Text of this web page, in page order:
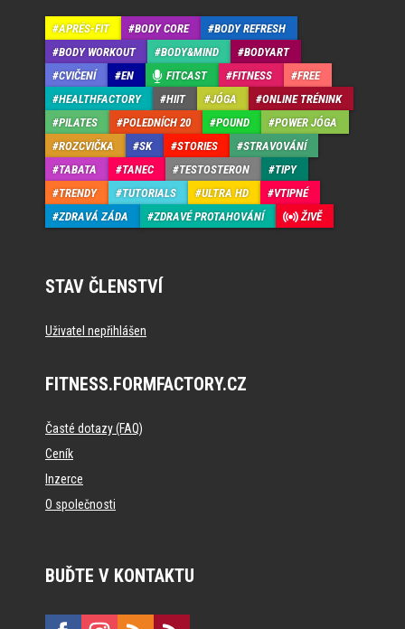
APRÉS-FIT BODY CORE
BODY REFRESH
BODY WORKOUT
BODY&MIND
BODYART
CVIČENÍ
EN FITCAST FITNESS
FREE
HEALTHFACTORY
HIIT JÓGA
ONLINE TRÉNINK
PILATES
POLEDNÍCH 20 POUND
POWER JÓGA
ROZCVIČKA
SK STORIES
STRAVOVÁNÍ
TABATA
TANEC TESTOSTERON
TIPY
TRENDY
TUTORIALS ULTRA HD
VTIPNÉ
ZDRAVÁ ZÁDA
ZDRAVÉ PROTAHOVÁNÍ ŽIVĚ
STAV ČLENSTVÍ
Uživatel nepřihlášen
FITNESS.FORMFACTORY.CZ
Časté dotazy (FAQ)
Ceník
Inzerce
O společnosti
BUĎTE V KONTAKTU